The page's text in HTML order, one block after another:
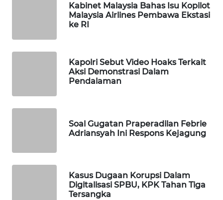
Kabinet Malaysia Bahas Isu Kopilot
Malaysia Airlines Pembawa Ekstasi
ke RI
Kapolri Sebut Video Hoaks Terkait
Aksi Demonstrasi Dalam
Pendalaman
Soal Gugatan Praperadilan Febrie
Adriansyah Ini Respons Kejagung
Kasus Dugaan Korupsi Dalam
Digitalisasi SPBU, KPK Tahan Tiga
Tersangka
TANI
KONSUMEN